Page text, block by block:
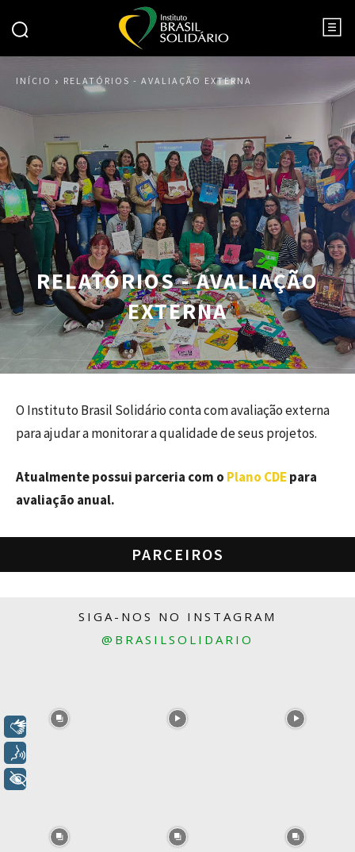
INÍCIO RELATÓRIOS - AVALIAÇÃO EXTERNA
RELATÓRIOS - AVALIAÇÃO
EXTERNA
O Instituto Brasil Solidário conta com avaliação externa
para ajudar a monitorar a qualidade de seus projetos.
Atualmente possui parceria com o Plano CDE para
avaliação anual.
PARCEIROS
SIGA-NOS NO INSTAGRAM
@BRASILSOLIDARIO
Libras